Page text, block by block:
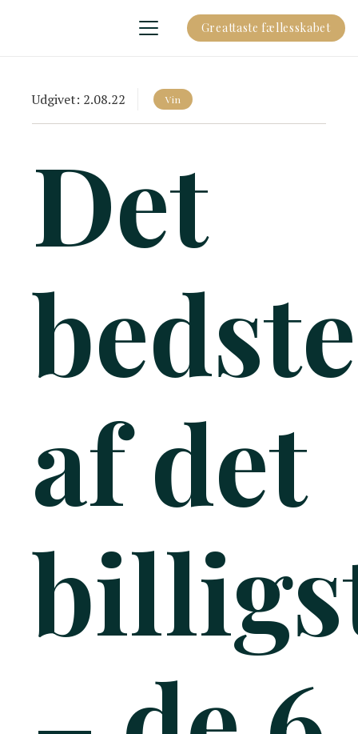
Greattaste fællesskabet
Udgivet: 2.08.22 Vin
Det
bedste
af det